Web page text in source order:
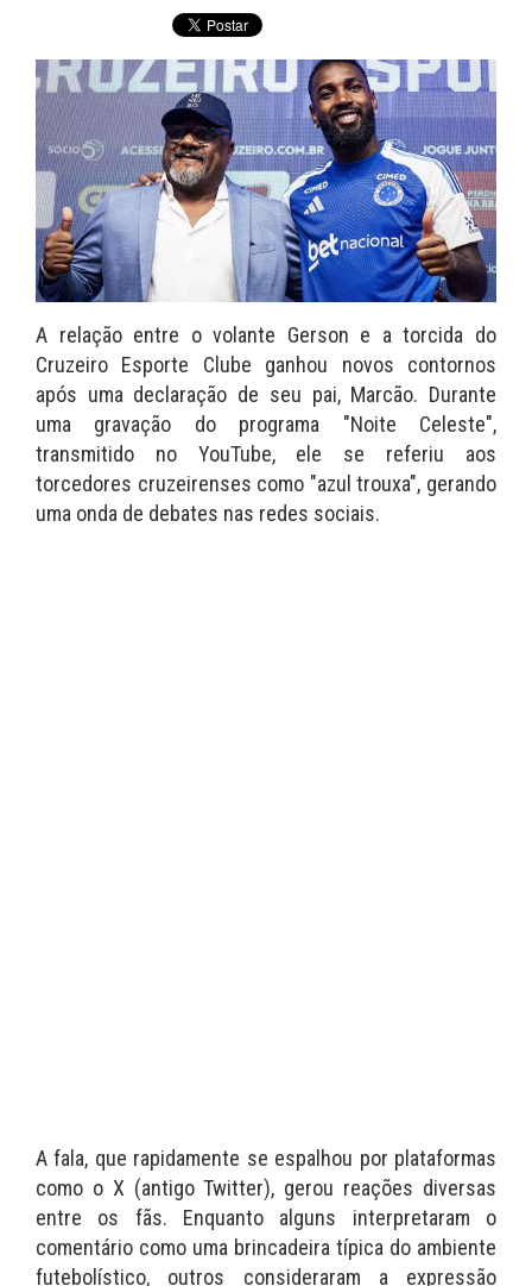
A relação entre o volante Gerson e a torcida do
Cruzeiro Esporte Clube ganhou novos contornos
após uma declaração de seu pai, Marcão. Durante
uma gravação do programa "Noite Celeste",
transmitido no YouTube, ele se referiu aos
torcedores cruzeirenses como "azul trouxa", gerando
uma onda de debates nas redes sociais.
A fala, que rapidamente se espalhou por plataformas
como o X (antigo Twitter), gerou reações diversas
entre os fãs. Enquanto alguns interpretaram o
comentário como uma brincadeira típica do ambiente
futebolístico, outros consideraram a expressão